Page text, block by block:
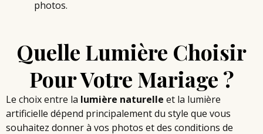
photos.
Quelle Lumière Choisir
Pour Votre Mariage ?
Le choix entre la lumière naturelle et la lumière
artificielle dépend principalement du style que vous
souhaitez donner à vos photos et des conditions de